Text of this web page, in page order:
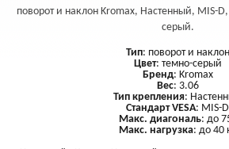
поворот и наклон Kromax, Настенный, MIS-
серый.
Тип: поворот и наклон
Цвет: темно-серый
Бренд: Kromax
Вес: 3.06
Тип крепления:
Стандарт VESA: MIS-D
Макс. диагональ: до
Макс. нагрузка: до 40